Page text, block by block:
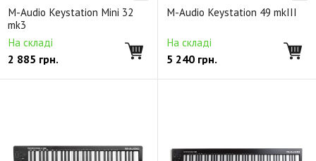
M-Audio Keystation Mini 32
mk3
На складі
2 885 грн.
M-Audio Keystation 49 mkIII
На складі
5 240 грн.